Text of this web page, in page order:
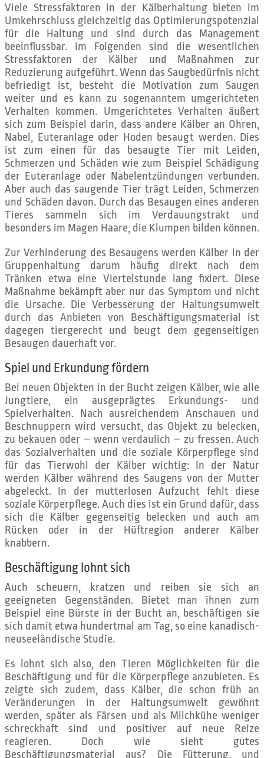
Viele Stressfaktoren in der Kälberhaltung bieten im
Umkehrschluss gleichzeitig das Optimierungspotenzial
für die Haltung und sind durch das Management
beeinflussbar. Im Folgenden sind die wesentlichen
Stressfaktoren der Kälber und Maßnahmen zur
Reduzierung aufgeführt. Wenn das Saugbedürfnis nicht
befriedigt ist, besteht die Motivation zum Saugen
weiter und es kann zu sogenanntem umgerichteten
Verhalten kommen. Umgerichtetes Verhalten äußert
sich zum Beispiel darin, dass andere Kälber an Ohren,
Nabel, Euteranlage oder Hoden besaugt werden. Dies
ist zum einen für das besaugte Tier mit Leiden,
Schmerzen und Schäden wie zum Beispiel Schädigung
der Euteranlage oder Nabelentzündungen verbunden.
Aber auch das saugende Tier trägt Leiden, Schmerzen
und Schäden davon. Durch das Besaugen eines anderen
Tieres sammeln sich im Verdauungstrakt und
besonders im Magen Haare, die Klumpen bilden können.
Zur Verhinderung des Besaugens werden Kälber in der
Gruppenhaltung darum häufig direkt nach dem
Tränken etwa eine Viertelstunde lang fixiert. Diese
Maßnahme bekämpft aber nur das Symptom und nicht
die Ursache. Die Verbesserung der Haltungsumwelt
durch das Anbieten von Beschäftigungsmaterial ist
dagegen tiergerecht und beugt dem gegenseitigen
Besaugen dauerhaft vor.
Spiel und Erkundung fördern
Bei neuen Objekten in der Bucht zeigen Kälber, wie alle
Jungtiere, ein ausgeprägtes Erkundungs- und
Spielverhalten. Nach ausreichendem Anschauen und
Beschnuppern wird versucht, das Objekt zu belecken,
zu bekauen oder – wenn verdaulich – zu fressen. Auch
das Sozialverhalten und die soziale Körperpflege sind
für das Tierwohl der Kälber wichtig: In der Natur
werden Kälber während des Saugens von der Mutter
abgeleckt. In der mutterlosen Aufzucht fehlt diese
soziale Körperpflege. Auch dies ist ein Grund dafür, dass
sich die Kälber gegenseitig belecken und auch am
Rücken oder in der Hüftregion anderer Kälber
knabbern.
Beschäftigung lohnt sich
Auch scheuern, kratzen und reiben sie sich an
geeigneten Gegenständen. Bietet man ihnen zum
Beispiel eine Bürste in der Bucht an, beschäftigen sie
sich damit etwa hundertmal am Tag, so eine kanadisch-
neuseeländische Studie.
Es lohnt sich also, den Tieren Möglichkeiten für die
Beschäftigung und für die Körperpflege anzubieten. Es
zeigte sich zudem, dass Kälber, die schon früh an
Veränderungen in der Haltungsumwelt gewöhnt
werden, später als Färsen und als Milchkühe weniger
schreckhaft sind und positiver auf neue Reize
reagieren. Doch wie sieht gutes
Beschäftigungsmaterial aus? Die Fütterung, und